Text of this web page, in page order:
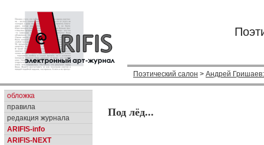
Поэтический салон > Андрей
обложка
правила
редакция журнала
ARIFIS-info
ARIFIS-NEXT
Под лёд...